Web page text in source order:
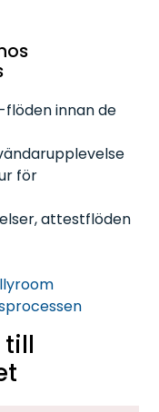
flöden innan de
för
attestflöden
till